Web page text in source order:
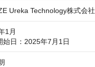
Ureka Technology株式会社
1月
始日：2025年7月1日